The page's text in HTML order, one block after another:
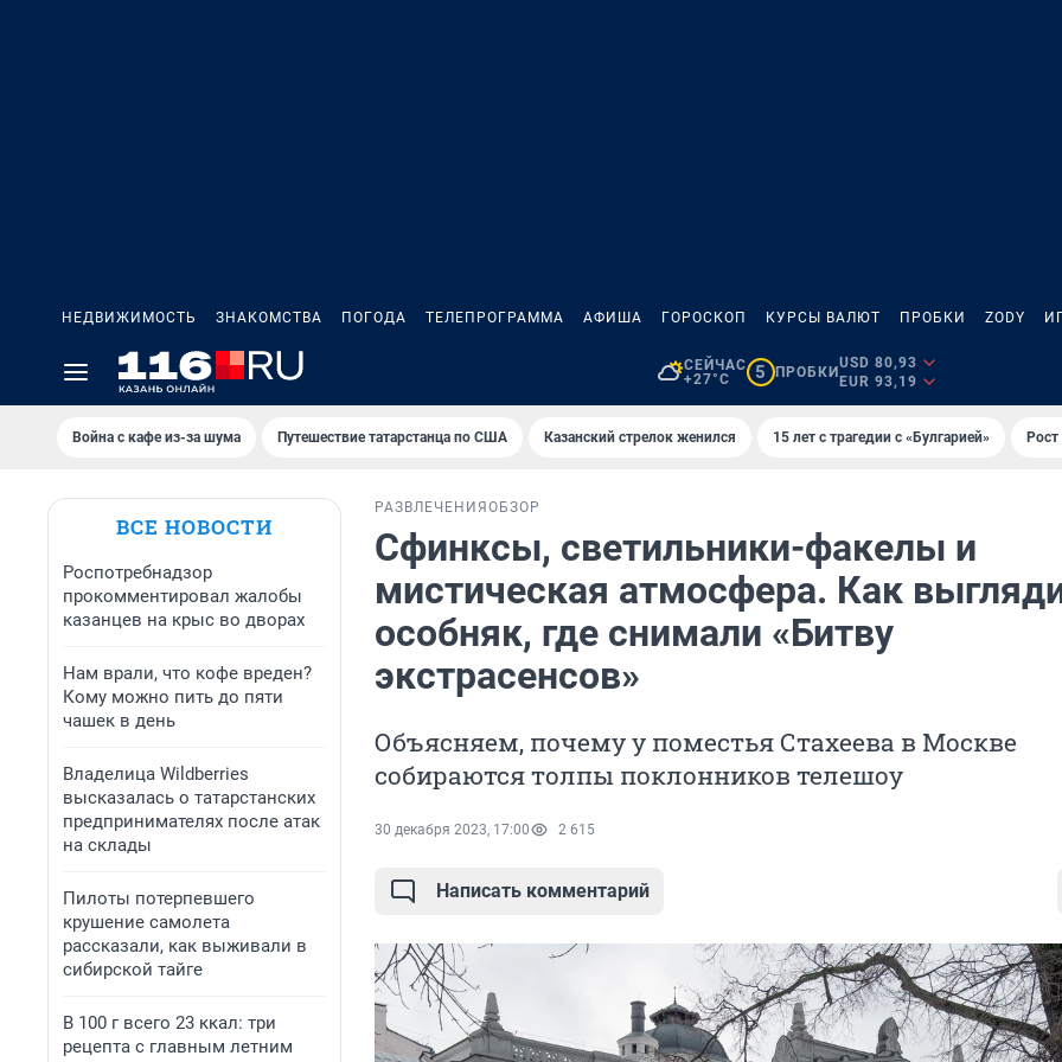
НЕДВИЖИМОСТЬ ЗНАКОМСТВА ПОГОДА ТЕЛЕПРОГРАММА АФИША ГОРОСКОП КУРСЫ ВАЛЮТ ПРОБКИ ZODY
СЕЙЧАС
+27°C
5 ПРОБКИ
USD 80,93
EUR 93,19
Война с кафе из-за шума Путешествие татарстанца по США Казанский стрелок женился 15 лет с трагедии с «Булгарией»
ВСЕ НОВОСТИ
Роспотребнадзор
прокомментировал жалобы
казанцев на крыс во дворах
Нам врали, что кофе вреден?
Кому можно пить до пяти
чашек в день
Владелица Wildberries
высказалась о татарстанских
предпринимателях после атак
на склады
Пилоты потерпевшего
крушение самолета
рассказали, как выживали в
сибирской тайге
В 100 г всего 23 ккал: три
рецепта с главным летним
РАЗВЛЕЧЕНИЯ ОБЗОР
Сфинксы, светильники-факелы и
мистическая атмосфера. Как
особняк, где снимали «Битву
экстрасенсов»
Объясняем, почему у поместья Стахеева в Москве
собираются толпы поклонников телешоу
30 декабря 2023, 17:00 2 615
Написать комментарий